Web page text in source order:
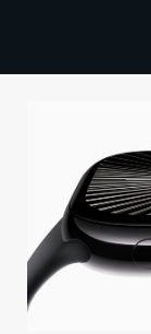
TECHBBS
KAUPPA
VAIHDA TEEMA